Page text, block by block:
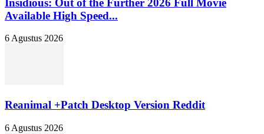
Available High Speed...
6 Agustus 2026
Reanimal +Patch Desktop Version Reddit
6 Agustus 2026